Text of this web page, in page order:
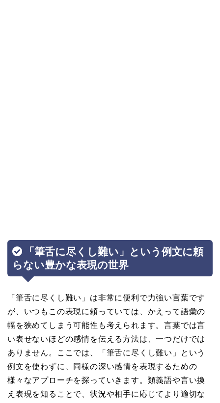
「筆舌に尽くし難い」という例文に頼
らない豊かな表現の世界
「筆舌に尽くし難い」は非常に便利で力強い言葉です
が、いつもこの表現に頼っていては、かえって語彙の
幅を狭めてしまう可能性も考えられます。言葉では言
い表せないほどの感情を伝える方法は、一つだけでは
ありません。ここでは、「筆舌に尽くし難い」という
例文を使わずに、同様の深い感情を表現するための
様々なアプローチを探っていきます。類義語や言い換
え表現を知ることで、状況や相手に応じてより適切な